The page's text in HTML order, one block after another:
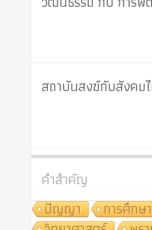
สถาบันสงฆ์กับสังคม
คำสำคัญ
ปัญญา
การศึกษา